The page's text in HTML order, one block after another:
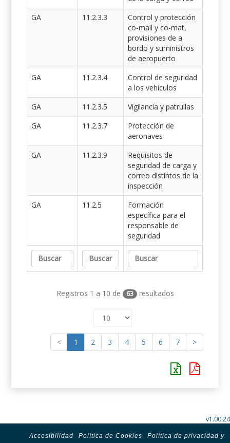
GA
11.2.3.3
Control y protección
co-mail y co-mat,
provisiones de a
bordo y suministros
de aeropuerto
GA
11.2.3.4
Control de seguridad
a los vehículos
GA
11.2.3.5
Vigilancia y patrullas
GA
11.2.3.7
Protección de
aeronaves
GA
11.2.3.9
Requisitos de
seguridad de carga y
correo distintos de la
inspección
GA
11.2.5
Formación
específica para el
responsable de
seguridad
Registros 1 a 10 de 63 resultados
< 1 2 3 4 5 6 7 >
v1.00.24
Accesibilidad Política de Cookies
Política de privacidad y